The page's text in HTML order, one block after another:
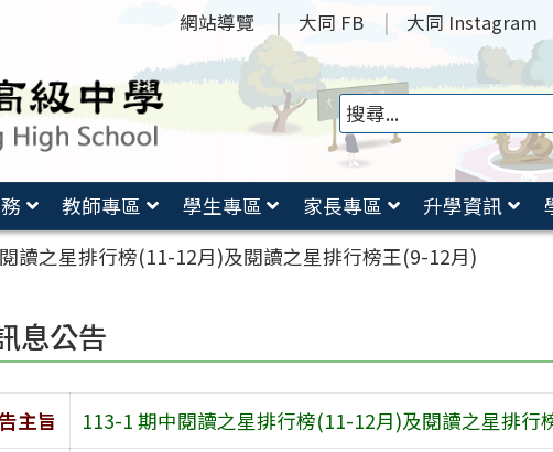
網站導覽 大同 FB 大同 Instagram
教師專區 學生專區 家長專區 升學資訊
讀之星排行榜(11-12月)及閱讀之星排行榜王(9-12月)
息公告
主旨
113-1 期中閱讀之星排行榜(11-12月)及閱讀之星排行